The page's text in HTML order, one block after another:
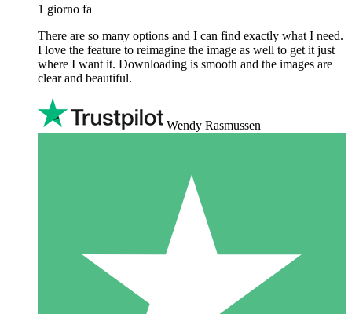
1 giorno fa
There are so many options and I can find exactly what I need.
I love the feature to reimagine the image as well to get it just
where I want it. Downloading is smooth and the images are
clear and beautiful.
Wendy Rasmussen